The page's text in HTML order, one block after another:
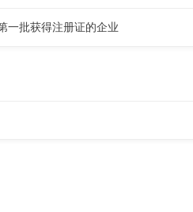
一批获得注册证的企业